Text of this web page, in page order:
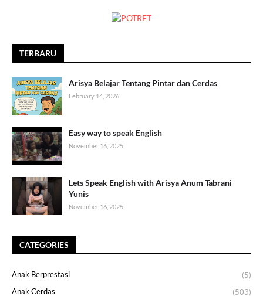
TERBARU
Arisya Belajar Tentang Pintar dan Cerdas
February 14, 2026
Easy way to speak English
November 16, 2025
Lets Speak English with Arisya Anum Tabrani
Yunis
November 16, 2025
CATEGORIES
Anak Berprestasi
(5)
Anak Cerdas
(503)